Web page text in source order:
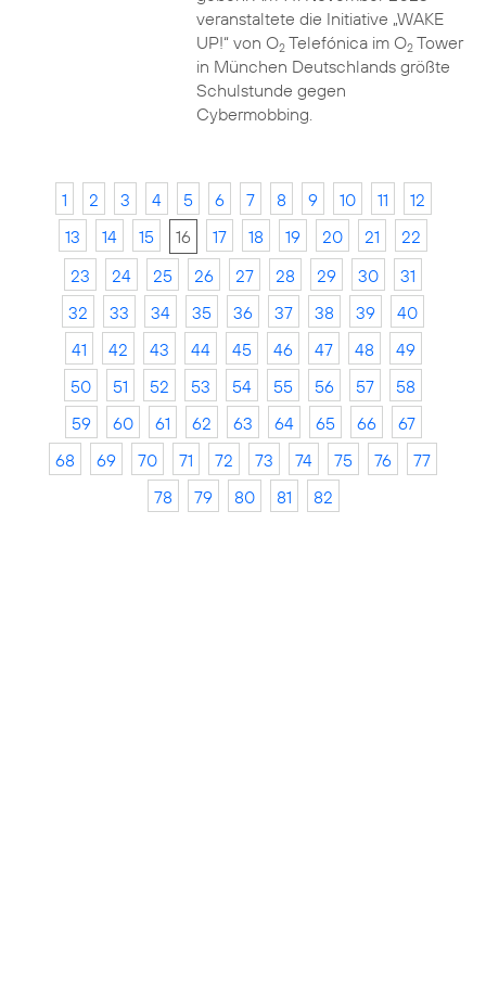
veranstaltete die Initiative „WAKE
UP!“ von O2Telefónica im O2Tower
in München Deutschlands größte
Schulstunde gegen
Cybermobbing.
1 2 3 4 5 6 7 8 9 10 11
12
13
14 15 16 17 18 19 20 21
22
23
24 25 26 27 28 29 30
31
32
33 34 35 36 37 38 39
40
41
42 43 44 45 46 47 48
49
50
51 52 53 54 55 56 57
58
59
60 61 62 63 64 65 66
67
68
69 70 71 72 73 74 75 76
77
78
79 80 81 82